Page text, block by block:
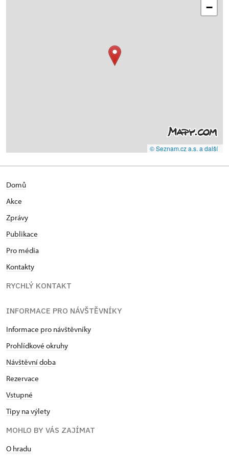
−
© Seznam.cz a.s. a další
Domů
Akce
Zprávy
Publikace
Pro média
Kontakty
RYCHLÝ KONTAKT
INFORMACE PRO NÁVŠTĚVNÍKY
Informace pro návštěvníky
Prohlídkové okruhy
Návštěvní doba
Rezervace
Vstupné
Tipy na výlety
MOHLO BY VÁS ZAJÍMAT
O hradu